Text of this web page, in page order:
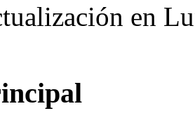
en